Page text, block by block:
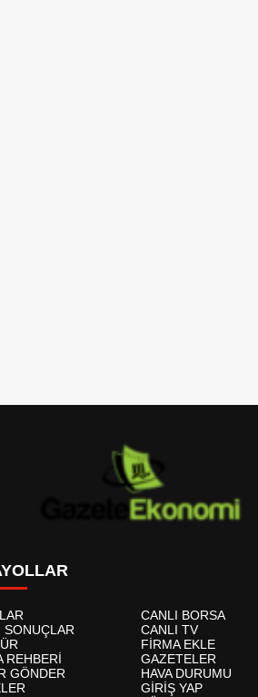
CANLI BORSA
SONUÇLAR
CANLI TV
FİRMA EKLE
REHBERİ
GAZETELER
GÖNDER
HAVA DURUMU
GİRİŞ YAP